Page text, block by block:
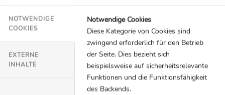
Veranstaltungen
BOSS German Padel Open presented by
SIXT: “Local Heroes Day” - Alle deutschen
Duelle am 27.09.
NOTWENDIGE
COOKIES
EXTERNE
INHALTE
Notwendige Cookies
Diese Kategorie von Cookies sind
zwingend erforderlich für den Betrieb
der Seite. Dies bezieht sich
beispielsweise auf sicherheitsrelevante
Funktionen und die Funktionsfähigkeit
des Backends.